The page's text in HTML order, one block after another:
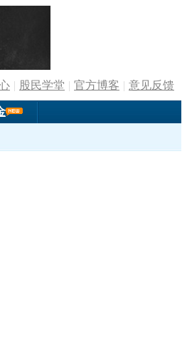
过腾讯网进入第三方网站进行
| 股民学堂 | 官方博客 | 意见反馈